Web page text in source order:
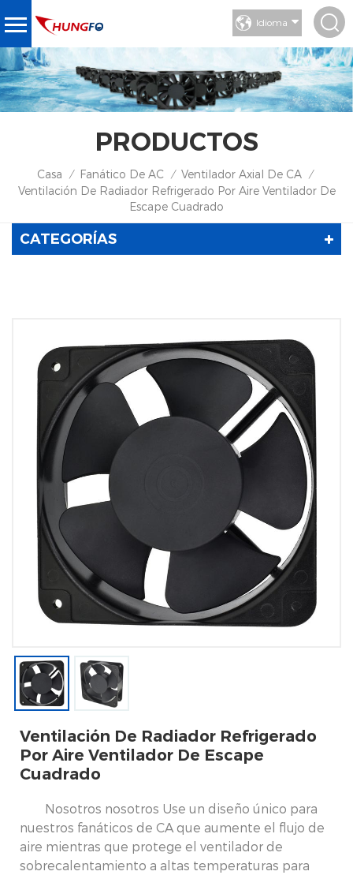
Idioma
PRODUCTOS
Casa / Fanático De AC / Ventilador Axial De CA /
Ventilación De Radiador Refrigerado Por Aire Ventilador De
Escape Cuadrado
CATEGORÍAS
Ventilación De Radiador Refrigerado
Por Aire Ventilador De Escape
Cuadrado
Nosotros nosotros Use un diseño único para
nuestros fanáticos de CA que aumente el flujo de
aire mientras que protege el ventilador de
sobrecalentamiento a altas temperaturas para